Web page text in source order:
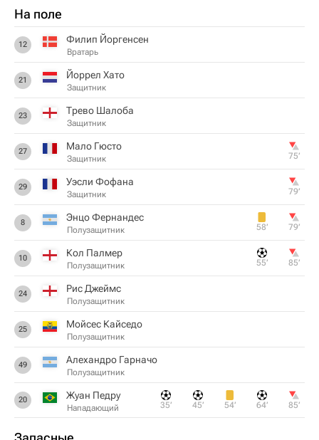
На поле
12 Филип Йоргенсен
Вратарь
21 Йоррел Хато
Защитник
23 Трево Шалоба
Защитник
27 Мало Гюсто
Защитник 75‎’‎
29 Уэсли Фофана
Защитник 79‎’‎
8 Энцо Фернандес
Полузащитник 58‎’‎ 79‎’‎
10 Кол Палмер
Полузащитник 55‎’‎ 85‎’‎
24 Рис Джеймс
Полузащитник
25 Мойсес Кайседо
Полузащитник
49 Алехандро Гарначо
Полузащитник
20 Жуан Педру
Нападающий 35‎’‎ 45‎’‎ 54‎’‎ 64‎’‎ 85‎’‎